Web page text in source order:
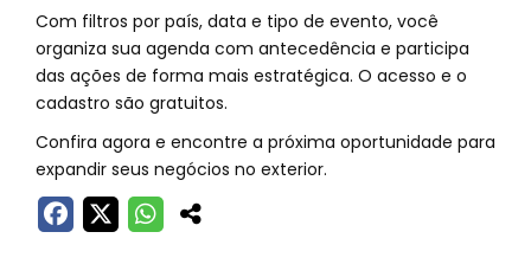
Com filtros por país, data e tipo de evento, você
organiza sua agenda com antecedência e participa
das ações de forma mais estratégica. O acesso e o
cadastro são gratuitos.
Confira agora e encontre a próxima oportunidade para
expandir seus negócios no exterior.